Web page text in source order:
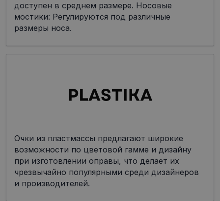
доступен в среднем размере. Носовые
мостики: Регулируются под различные
размеры носа.
Очки из пластмассы предлагают широкие
возможности по цветовой гамме и дизайну
при изготовлении оправы, что делает их
чрезвычайно популярными среди дизайнеров
и производителей.